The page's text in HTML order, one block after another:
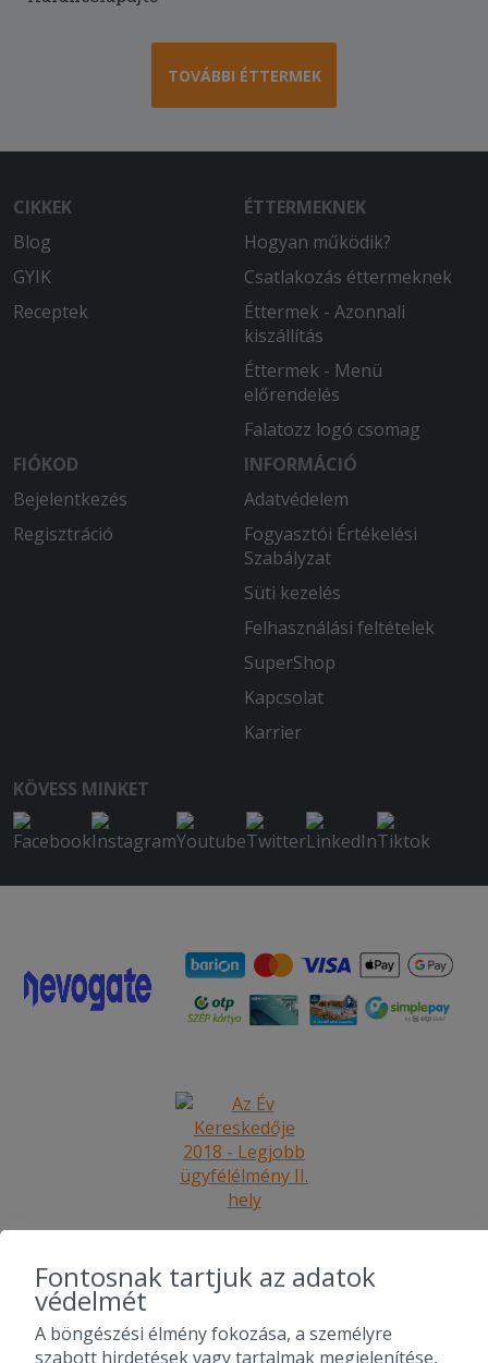
2025-09-26 - Szabolcs:
Jó volt a burger, csak egy kicsit kicsi
Az ételt 1906 kor rendeltem. 1 óra 38
perc elteltével a diszpécser telefonon
elmondta, hogy az étel készen várja a
futárt. 2115 perckor újra hívtam őket.
Akik elmondták hogy a futárra kell
várni még mindig. Majd az étel
2203perckor megérkezett. Hidegen.
Elfogathatatlan állapotban mint ízre és
kinézetre is. Nem mellesleg az ételt már
nem is jó magam vettem át, hiszen
telefonon is jeleztem hogy utazunk el.
Így a szülinapi vacsora teljes kudarcba
fulladt. Ezt a holnapi napon
TOVÁBBI ÉTTERMEK
CIKKEK
Blog
GYIK
Receptek
ÉTTERMEKNEK
Hogyan működik?
Csatlakozás éttermeknek
Éttermek - Azonnali
kiszállítás
Éttermek - Menü
előrendelés
Falatozz logó csomag
FIÓKOD
Bejelentkezés
Regisztráció
INFORMÁCIÓ
Adatvédelem
Fogyasztói Értékelési
Szabályzat
Süti kezelés
Felhasználási feltételek
SuperShop
Kapcsolat
Karrier
KÖVESS MINKET
2010-2026 Copyright - Falatozz.hu - Diston-line Kft.
Fontosnak tartjuk az adatok
védelmét
A böngészési élmény fokozása, a személyre
szabott hirdetések vagy tartalmak megjelenítése,